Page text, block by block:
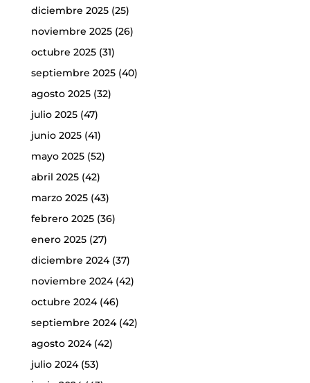
diciembre 2025(25)
noviembre 2025(26)
octubre 2025(31)
septiembre 2025(40)
agosto 2025(32)
julio 2025(47)
junio 2025(41)
mayo 2025(52)
abril 2025(42)
marzo 2025(43)
febrero 2025(36)
enero 2025(27)
diciembre 2024(37)
noviembre 2024(42)
octubre 2024(46)
septiembre 2024(42)
agosto 2024(42)
julio 2024(53)